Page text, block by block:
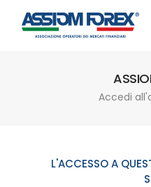
Accedi
L'ACCESSO A